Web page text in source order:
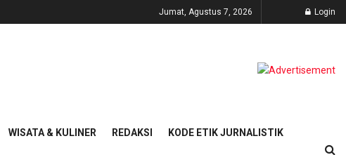
Jumat, Agustus 7, 2026 Login
WISATA & KULINER REDAKSI KODE ETIK JURNALISTIK